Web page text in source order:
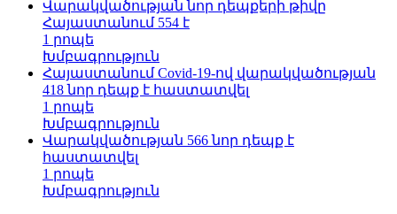
Վարակվածության նոր դեպքերի թիվը
Հայաստանում 554 է
1 րոպե
Խմբագրություն
Հայաստանում Covid-19-ով վարակվածության
418 նոր դեպք է հաստատվել
1 րոպե
Խմբագրություն
Վարակվածության 566 նոր դեպք է
հաստատվել
1 րոպե
Խմբագրություն